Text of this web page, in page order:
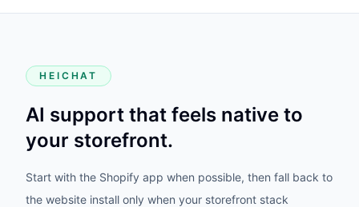
HEICHAT
AI support that feels native to
your storefront.
Start with the Shopify app when possible, then fall back to
the website install only when your storefront stack